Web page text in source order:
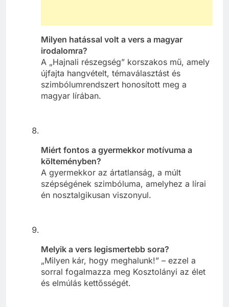
Milyen hatással volt a vers a magyar
irodalomra?
A „Hajnali részegség” korszakos mű, amely
újfajta hangvételt, témaválasztást és
szimbólumrendszert honosított meg a
magyar lírában.
Miért fontos a gyermekkor motívuma a
költeményben?
A gyermekkor az ártatlanság, a múlt
szépségének szimbóluma, amelyhez a lírai
én nosztalgikusan viszonyul.
Melyik a vers legismertebb sora?
„Milyen kár, hogy meghalunk!” – ezzel a
sorral fogalmazza meg Kosztolányi az élet
és elmúlás kettősségét.